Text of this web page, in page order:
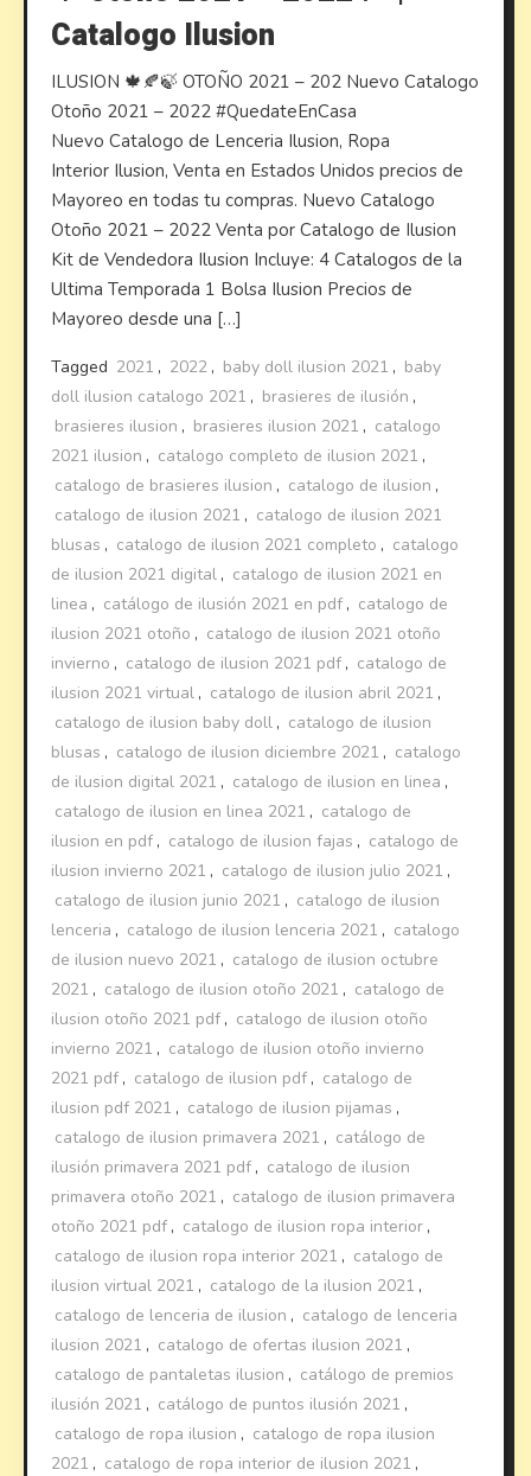
Catalogo Ilusion
ILUSION 🍁🍂🍃 OTOÑO 2021 – 202 Nuevo Catalogo
Otoño 2021 – 2022 #QuedateEnCasa
Nuevo Catalogo de Lenceria Ilusion, Ropa
Interior Ilusion, Venta en Estados Unidos precios de
Mayoreo en todas tu compras. Nuevo Catalogo
Otoño 2021 – 2022 Venta por Catalogo de Ilusion
Kit de Vendedora Ilusion Incluye: 4 Catalogos de la
Ultima Temporada 1 Bolsa Ilusion Precios de
Mayoreo desde una […]
Tagged 2021 , 2022 , baby doll ilusion 2021 , baby
doll ilusion catalogo 2021 , brasieres de ilusión ,
brasieres ilusion , brasieres ilusion 2021 , catalogo
2021 ilusion , catalogo completo de ilusion 2021 ,
catalogo de brasieres ilusion , catalogo de ilusion ,
catalogo de ilusion 2021 , catalogo de ilusion 2021
blusas , catalogo de ilusion 2021 completo , catalogo
de ilusion 2021 digital , catalogo de ilusion 2021 en
linea , catálogo de ilusión 2021 en pdf , catalogo de
ilusion 2021 otoño , catalogo de ilusion 2021 otoño
invierno , catalogo de ilusion 2021 pdf , catalogo de
ilusion 2021 virtual , catalogo de ilusion abril 2021 ,
catalogo de ilusion baby doll , catalogo de ilusion
blusas , catalogo de ilusion diciembre 2021 , catalogo
de ilusion digital 2021 , catalogo de ilusion en linea ,
catalogo de ilusion en linea 2021 , catalogo de
ilusion en pdf , catalogo de ilusion fajas , catalogo de
ilusion invierno 2021 , catalogo de ilusion julio 2021 ,
catalogo de ilusion junio 2021 , catalogo de ilusion
lenceria , catalogo de ilusion lenceria 2021 , catalogo
de ilusion nuevo 2021 , catalogo de ilusion octubre
2021 , catalogo de ilusion otoño 2021 , catalogo de
ilusion otoño 2021 pdf , catalogo de ilusion otoño
invierno 2021 , catalogo de ilusion otoño invierno
2021 pdf , catalogo de ilusion pdf , catalogo de
ilusion pdf 2021 , catalogo de ilusion pijamas ,
catalogo de ilusion primavera 2021 , catálogo de
ilusión primavera 2021 pdf , catalogo de ilusion
primavera otoño 2021 , catalogo de ilusion primavera
otoño 2021 pdf , catalogo de ilusion ropa interior ,
catalogo de ilusion ropa interior 2021 , catalogo de
ilusion virtual 2021 , catalogo de la ilusion 2021 ,
catalogo de lenceria de ilusion , catalogo de lenceria
ilusion 2021 , catalogo de ofertas ilusion 2021 ,
catalogo de pantaletas ilusion , catálogo de premios
ilusión 2021 , catálogo de puntos ilusión 2021 ,
catalogo de ropa ilusion , catalogo de ropa ilusion
2021 , catalogo de ropa interior de ilusion 2021 ,